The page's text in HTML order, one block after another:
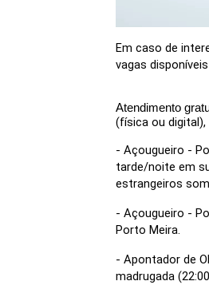
Em caso de
vagas
Atendimento
(física ou
- Açougueiro -
tarde/noite em
estrangeiros
- Açougueiro -
Porto Meira.
- Apontador de
madrugada